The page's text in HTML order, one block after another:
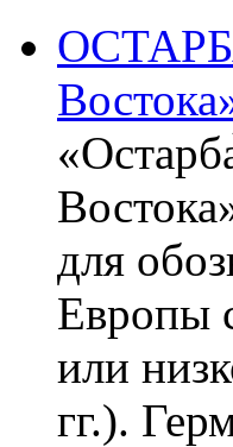
для
Европы
или
гг.).